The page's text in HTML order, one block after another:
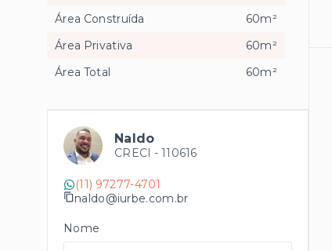
Área Construída
60m²
Área Privativa
60m²
Área Total
60m²
Naldo
CRECI - 110616
(11) 97277-4701
naldo@iurbe.com.br
Nome